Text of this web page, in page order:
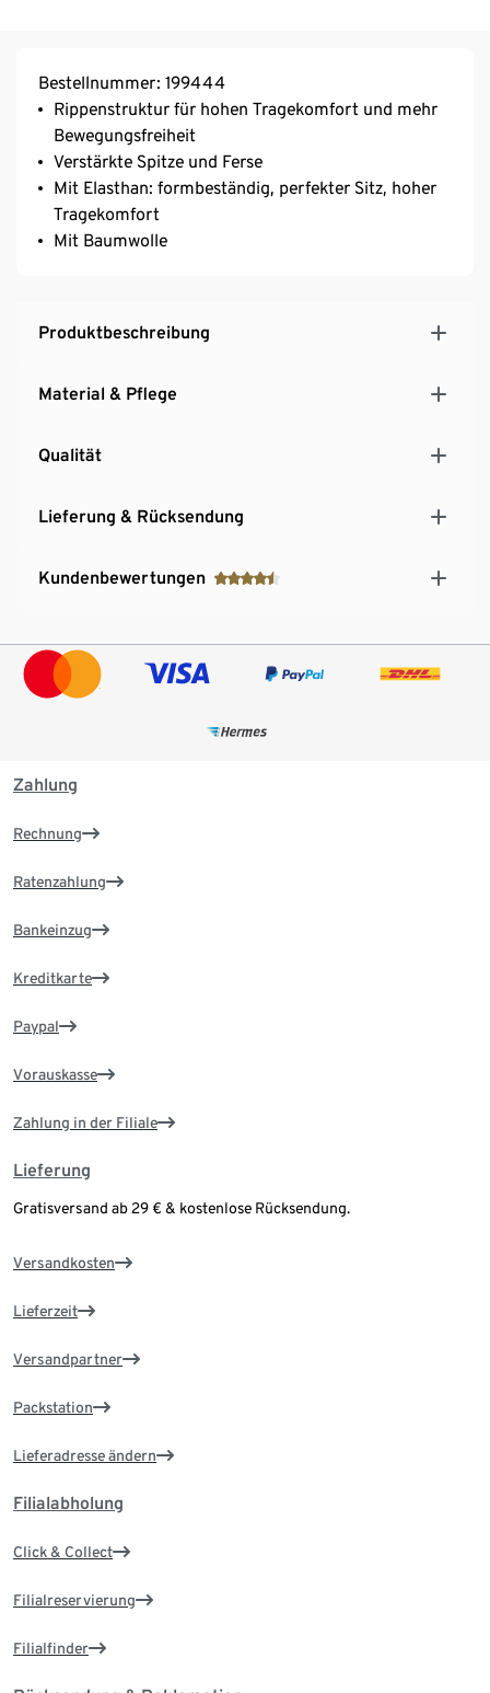
Bestellnummer: 199444
Rippenstruktur für hohen Tragekomfort und mehr
Bewegungsfreiheit
Verstärkte Spitze und Ferse
Mit Elasthan: formbeständig, perfekter Sitz, hoher
Tragekomfort
Mit Baumwolle
Produktbeschreibung
Material & Pflege
Qualität
Lieferung & Rücksendung
Kundenbewertungen
Zahlung
Rechnung
Ratenzahlung
Bankeinzug
Kreditkarte
Paypal
Vorauskasse
Zahlung in der Filiale
Lieferung
Gratisversand ab 29 € & kostenlose Rücksendung.
Versandkosten
Lieferzeit
Versandpartner
Packstation
Lieferadresse ändern
Filialabholung
Click & Collect
Filialreservierung
Filialfinder